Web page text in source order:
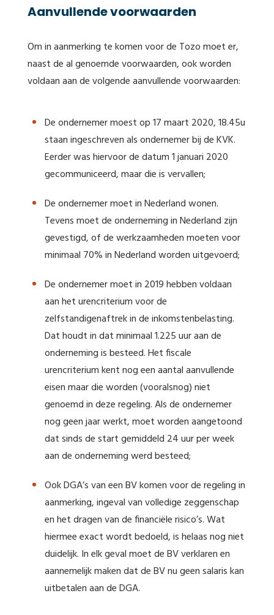
Aanvullende voorwaarden
Om in aanmerking te komen voor de Tozo moet er,
naast de al genoemde voorwaarden, ook worden
voldaan aan de volgende aanvullende voorwaarden:
De ondernemer moest op 17 maart 2020, 18.45u
staan ingeschreven als ondernemer bij de KVK.
Eerder was hiervoor de datum 1 januari 2020
gecommuniceerd, maar die is vervallen;
De ondernemer moet in Nederland wonen.
Tevens moet de onderneming in Nederland zijn
gevestigd, of de werkzaamheden moeten voor
minimaal 70% in Nederland worden uitgevoerd;
De ondernemer moet in 2019 hebben voldaan
aan het urencriterium voor de
zelfstandigenaftrek in de inkomstenbelasting.
Dat houdt in dat minimaal 1.225 uur aan de
onderneming is besteed. Het fiscale
urencriterium kent nog een aantal aanvullende
eisen maar die worden (vooralsnog) niet
genoemd in deze regeling. Als de ondernemer
nog geen jaar werkt, moet worden aangetoond
dat sinds de start gemiddeld 24 uur per week
aan de onderneming werd besteed;
Ook DGA’s van een BV komen voor de regeling in
aanmerking, ingeval van volledige zeggenschap
en het dragen van de financiële risico’s. Wat
hiermee exact wordt bedoeld, is helaas nog niet
duidelijk. In elk geval moet de BV verklaren en
aannemelijk maken dat de BV nu geen salaris kan
uitbetalen aan de DGA.